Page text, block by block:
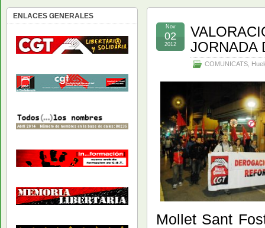
JORNADA
COMUNICATS
Nov
02
2012
Mollet Sant
ENLACES GENERALES